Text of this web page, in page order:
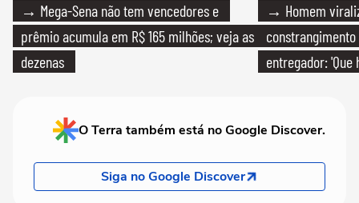
→ Mega-Sena não tem vencedores e
prêmio acumula em R$ 165 milhões; veja as
dezenas
→ Homem
entregador: 'Que
O Terra também está no Google Discover.
Siga no Google Discover